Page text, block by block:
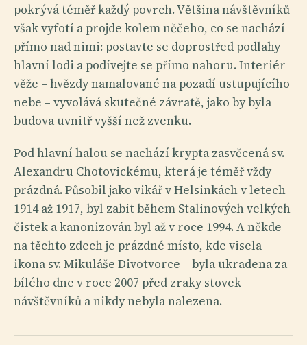
pokrývá téměř každý povrch. Většina návštěvníků
však vyfotí a projde kolem něčeho, co se nachází
přímo nad nimi: postavte se doprostřed podlahy
hlavní lodi a podívejte se přímo nahoru. Interiér
věže – hvězdy namalované na pozadí ustupujícího
nebe – vyvolává skutečné závratě, jako by byla
budova uvnitř vyšší než zvenku.
Pod hlavní halou se nachází krypta zasvěcená sv.
Alexandru Chotovickému, která je téměř vždy
prázdná. Působil jako vikář v Helsinkách v letech
1914 až 1917, byl zabit během Stalinových velkých
čistek a kanonizován byl až v roce 1994. A někde
na těchto zdech je prázdné místo, kde visela
ikona sv. Mikuláše Divotvorce – byla ukradena za
bílého dne v roce 2007 před zraky stovek
návštěvníků a nikdy nebyla nalezena.